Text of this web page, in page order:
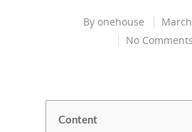
By onehouse
No Comments
Content